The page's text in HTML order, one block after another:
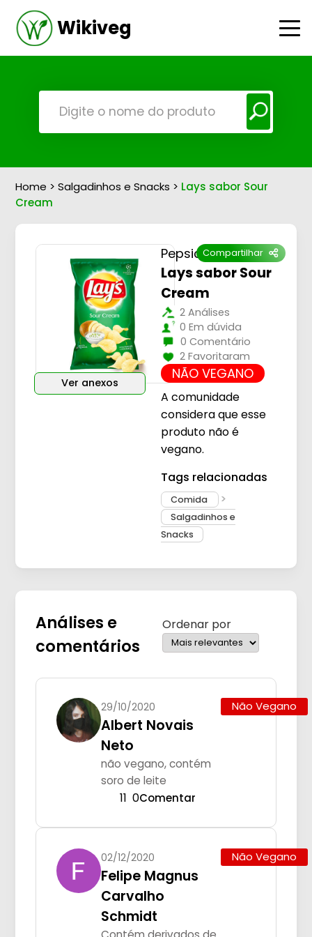
Wikiveg
Home >Salgadinhos e Snacks > Lays sabor Sour
Cream
Compartilhar
Ver anexos
Pepsico
Lays sabor Sour
Cream
2 Análises
0 Em dúvida
0 Comentário
2 Favoritaram
NÃO VEGANO
A comunidade
considera que esse
produto não é
vegano.
Tags relacionadas
Comida
Salgadinhos e
Snacks
Análises e
comentários
Ordenar por
29/10/2020
Albert Novais
Neto
não vegano, contém
soro de leite
Não Vegano
11 0Comentar
02/12/2020
Felipe Magnus
Carvalho
Schmidt
Não Vegano